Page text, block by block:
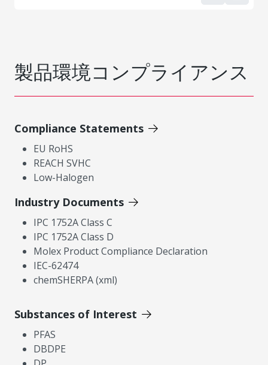
製品環境コンプライアンス
Compliance Statements
EU RoHS
REACH SVHC
Low-Halogen
Industry Documents
IPC 1752A Class C
IPC 1752A Class D
Molex Product Compliance Declaration
IEC-62474
chemSHERPA (xml)
Substances of Interest
PFAS
DBDPE